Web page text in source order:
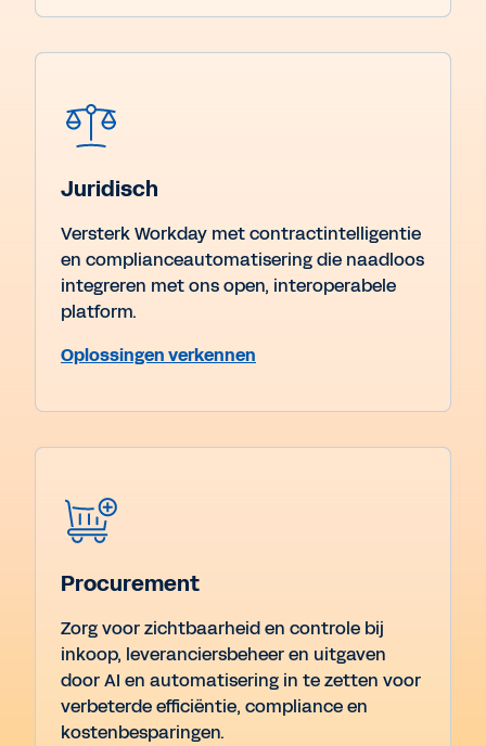
Juridisch
Versterk Workday met contractintelligentie
en complianceautomatisering die naadloos
integreren met ons open, interoperabele
platform.
Oplossingen verkennen
Procurement
Zorg voor zichtbaarheid en controle bij
inkoop, leveranciersbeheer en uitgaven
door AI en automatisering in te zetten voor
verbeterde efficiëntie, compliance en
kostenbesparingen.